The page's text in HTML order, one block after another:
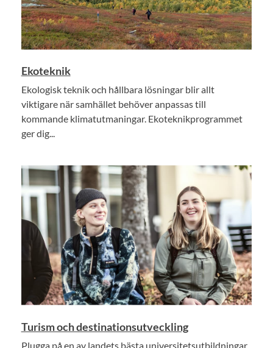
Ekoteknik
Ekologisk teknik och hållbara lösningar blir allt
viktigare när samhället behöver anpassas till
kommande klimatutmaningar. Ekoteknikprogrammet
ger dig...
Turism och destinationsutveckling
Plugga på en av landets bästa universitetsutbildningar